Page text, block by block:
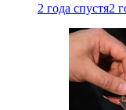
2 года спустя2